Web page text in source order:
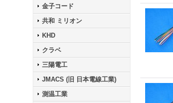
金子コード
共和 ミリオン
KHD
クラベ
三陽電工
JMACS (旧 日本電線工業)
測温工業